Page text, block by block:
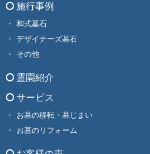
施行事例
和式墓石
デザイナーズ墓石
その他
霊園紹介
サービス
お墓の移転・墓じまい
お墓のリフォーム